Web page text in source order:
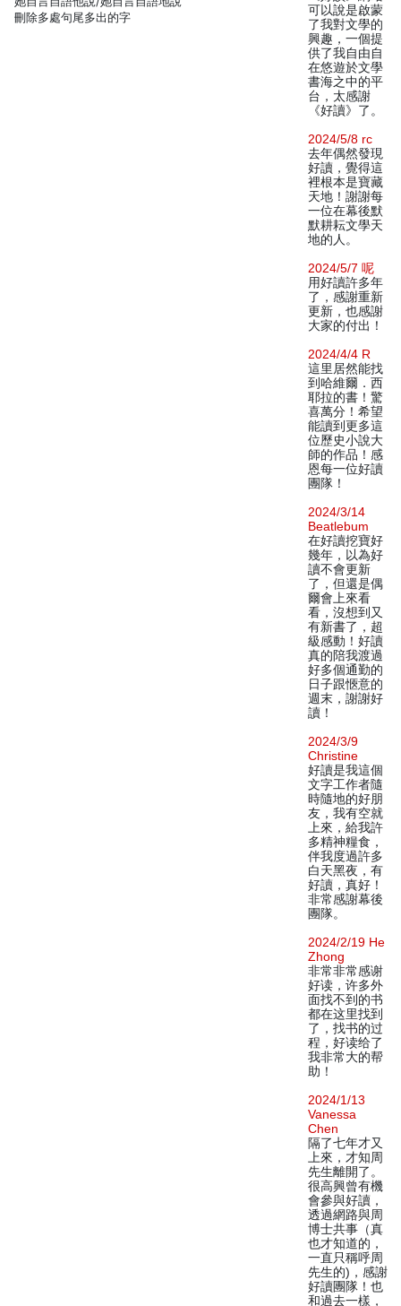
刪除多處句尾多出的字
可以說是啟蒙
了我對文學的
興趣，一個提
供了我自由自
在悠遊於文學
書海之中的平
台，太感謝
《好讀》了。
2024/5/8 rc
去年偶然發現
好讀，覺得這
裡根本是寶藏
天地！謝謝每
一位在幕後默
默耕耘文學天
地的人。
2024/5/7 呢
用好讀許多年
了，感謝重新
更新，也感謝
大家的付出！
2024/4/4 R
這里居然能找
到哈維爾．西
耶拉的書！驚
喜萬分！希望
能讀到更多這
位歷史小說大
師的作品！感
恩每一位好讀
團隊！
2024/3/14
Beatlebum
在好讀挖寶好
幾年，以為好
讀不會更新
了，但還是偶
爾會上來看
看，沒想到又
有新書了，超
級感動！好讀
真的陪我渡過
好多個通勤的
日子跟愜意的
週末，謝謝好
讀！
2024/3/9
Christine
好讀是我這個
文字工作者隨
時隨地的好朋
友，我有空就
上來，給我許
多精神糧食，
伴我度過許多
白天黑夜，有
好讀，真好！
非常感謝幕後
團隊。
2024/2/19 He
Zhong
非常非常感谢
好读，许多外
面找不到的书
都在这里找到
了，找书的过
程，好读给了
我非常大的帮
助！
2024/1/13
Vanessa
Chen
隔了七年才又
上來，才知周
先生離開了。
很高興曾有機
會參與好讀，
透過網路與周
博士共事（真
也才知道的，
一直只稱呼周
先生的)，感謝
好讀團隊！也
和過去一樣，